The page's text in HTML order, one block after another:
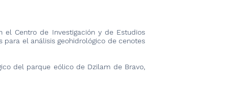
el Centro de Investigación y de Estudios
para el análisis geohidrológico de cenotes
del parque eólico de Dzilam de Bravo,